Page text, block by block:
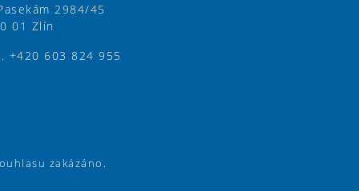
2984/45
01 Zlín
+420 603 824 955
zakázáno.